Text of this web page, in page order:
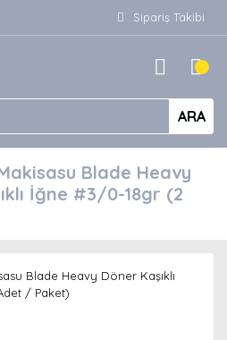
Sipariş Takibi
ARA
Blade Heavy
İğne #3/0-18gr (2